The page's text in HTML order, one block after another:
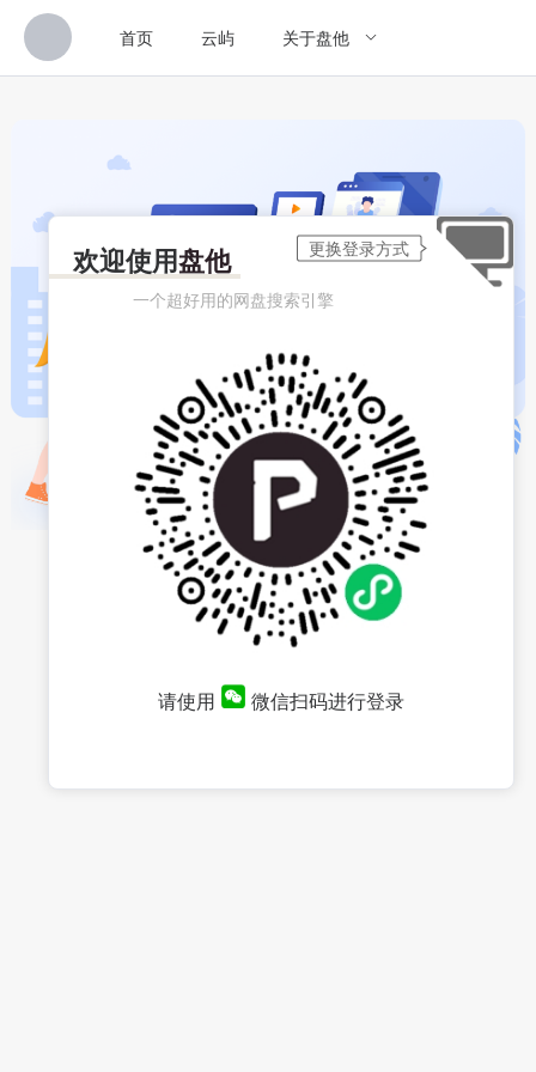
首页 云屿 关于盘他
欢迎使用盘他
一个超好用的网盘搜索引擎
请使用 微信扫码进行登录